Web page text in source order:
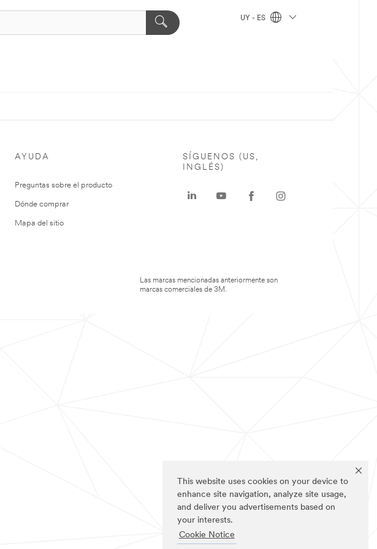
This website uses cookies on your device to
enhance site navigation, analyze site usage,
and deliver you advertisements based on
your interests.
Cookie Notice
UY - ES
AYUDA
Preguntas sobre el producto
Dónde comprar
Mapa del sitio
SÍGUENOS (US,
INGLÉS)
Las marcas mencionadas anteriormente son
marcas comerciales de 3M.